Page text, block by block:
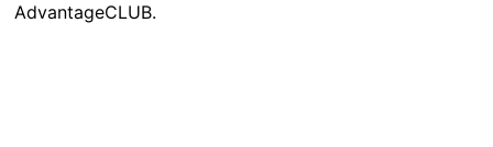
AdvantageCLUB.